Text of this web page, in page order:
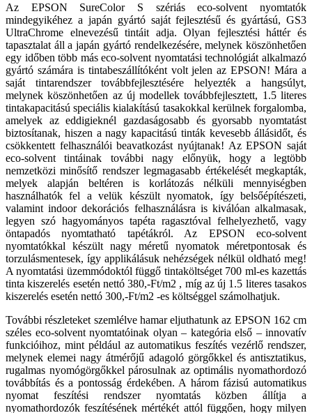
Az EPSON SureColor S szériás eco-solvent nyomtatók
mindegyikéhez a japán gyártó saját fejlesztésű és gyártású, GS3
UltraChrome elnevezésű tintáit adja. Olyan fejlesztési háttér és
tapasztalat áll a japán gyártó rendelkezésére, melynek köszönhetően
egy időben több más eco-solvent nyomtatási technológiát alkalmazó
gyártó számára is tintabeszállítóként volt jelen az EPSON! Mára a
saját tintarendszer továbbfejlesztésére helyezték a hangsúlyt,
melynek köszönhetően az új modellek továbbfejlesztett, 1.5 literes
tintakapacitású speciális kialakítású tasakokkal kerülnek forgalomba,
amelyek az eddigieknél gazdaságosabb és gyorsabb nyomtatást
biztosítanak, hiszen a nagy kapacitású tinták kevesebb állásidőt, és
csökkentett felhasználói beavatkozást nyújtanak! Az EPSON saját
eco-solvent tintáinak további nagy előnyük, hogy a legtöbb
nemzetközi minősítő rendszer legmagasabb értékelését megkapták,
melyek alapján beltéren is korlátozás nélküli mennyiségben
használhatók fel a velük készült nyomatok, így belsőépítészeti,
valamint indoor dekorációs felhasználásra is kiválóan alkalmasak,
legyen szó hagyományos tapéta ragasztóval felhelyezhető, vagy
öntapadós nyomtatható tapétákról. Az EPSON eco-solvent
nyomtatókkal készült nagy méretű nyomatok méretpontosak és
torzulásmentesek, így applikálásuk nehézségek nélkül oldható meg!
A nyomtatási üzemmódoktól függő tintaköltséget 700 ml-es kazettás
tinta kiszerelés esetén nettó 380,-Ft/m2 , míg az új 1.5 literes tasakos
kiszerelés esetén nettó 300,-Ft/m2 -es költséggel számolhatjuk.
További részleteket szemlélve hamar eljuthatunk az EPSON 162 cm
széles eco-solvent nyomtatóinak olyan – kategória első – innovatív
funkcióihoz, mint például az automatikus feszítés vezérlő rendszer,
melynek elemei nagy átmérőjű adagoló görgőkkel és antisztatikus,
rugalmas nyomógörgőkkel párosulnak az optimális nyomathordozó
továbbítás és a pontosság érdekében. A három fázisú automatikus
nyomat feszítési rendszer nyomtatás közben állítja a
nyomathordozók feszítésének mértékét attól függően, hogy milyen